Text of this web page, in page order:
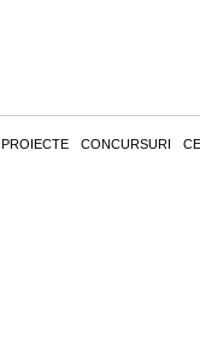
PROIECTE CONCURSURI